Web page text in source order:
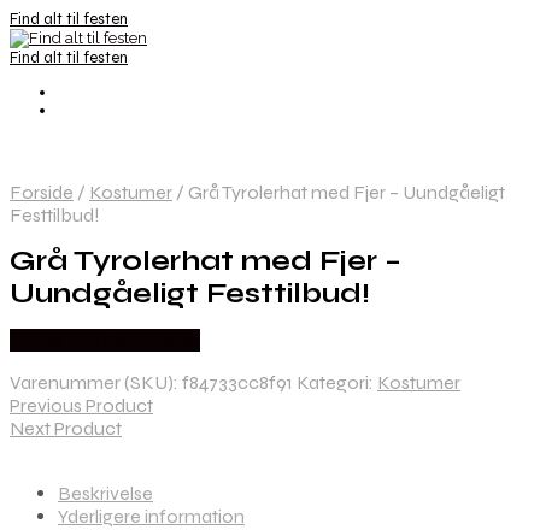
Find alt til festen
Find alt til festen
Forside / Kostumer / Grå Tyrolerhat med Fjer – Uundgåeligt
Festtilbud!
Grå Tyrolerhat med Fjer –
Uundgåeligt Festtilbud!
Varenummer (SKU): f84733cc8f91 Kategori: Kostumer
Previous Product
Next Product
Beskrivelse
Yderligere information